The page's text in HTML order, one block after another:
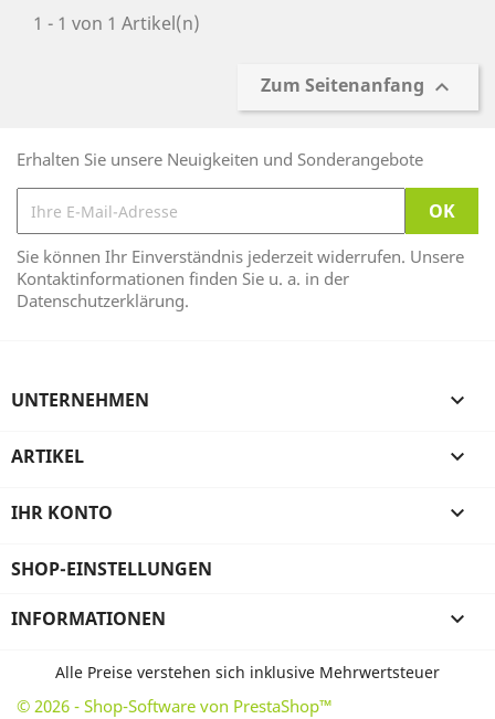
1 - 1 von 1 Artikel(n)
Zum Seitenanfang 
Erhalten Sie unsere Neuigkeiten und Sonderangebote
Sie können Ihr Einverständnis jederzeit widerrufen. Unsere
Kontaktinformationen finden Sie u. a. in der
Datenschutzerklärung.
UNTERNEHMEN 
ARTIKEL 
IHR KONTO 
SHOP-EINSTELLUNGEN
INFORMATIONEN 
Alle Preise verstehen sich inklusive Mehrwertsteuer
© 2026 - Shop-Software von PrestaShop™